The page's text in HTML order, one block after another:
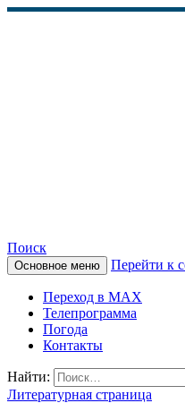
«ВЕСТИ»)
Поиск
Основное меню Перейти к
Переход в MAX
Телепрограмма
Погода
Контакты
Найти:
Литературная страница